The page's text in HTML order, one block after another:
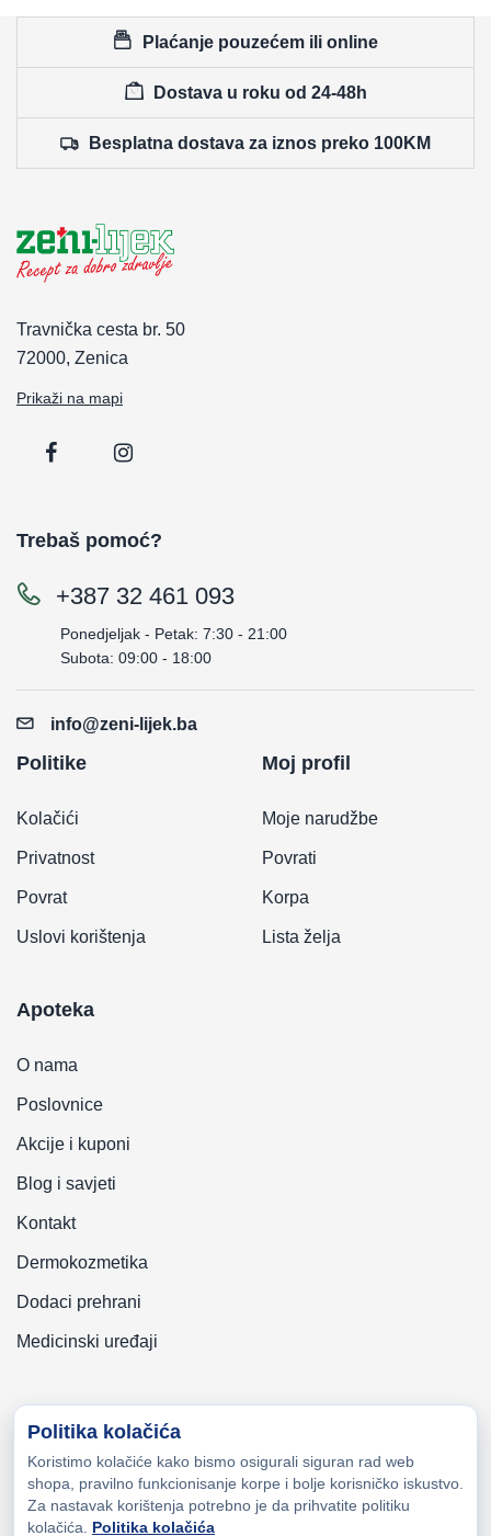
Plaćanje pouzećem ili online
Dostava u roku od 24-48h
Besplatna dostava za iznos preko 100KM
Travnička cesta br. 50
72000, Zenica
Prikaži na mapi
Trebaš pomoć?
+387 32 461 093
Ponedjeljak - Petak: 7:30 - 21:00
Subota: 09:00 - 18:00
info@zeni-lijek.ba
Politike
Kolačići
Privatnost
Povrat
Uslovi korištenja
Moj profil
Moje narudžbe
Povrati
Korpa
Lista želja
Apoteka
O nama
Poslovnice
Akcije i kuponi
Blog i savjeti
Kontakt
Dermokozmetika
Dodaci prehrani
Medicinski uređaji
Copyright © 2026 Zeni-Lijek Apoteka. Sva prava zadržana
Politika kolačića
Koristimo kolačiće kako bismo osigurali siguran rad web
shopa, pravilno funkcionisanje korpe i bolje korisničko iskustvo.
Za nastavak korištenja potrebno je da prihvatite politiku
kolačića. Politika kolačića